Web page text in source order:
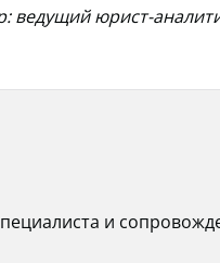
ведущий юрист-
и